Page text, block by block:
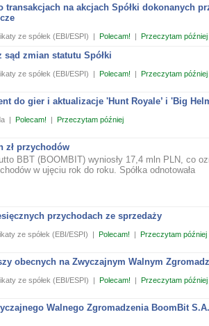
transakcjach na akcjach Spółki dokonanych
ze spółek (EBI/ESPI) | Polecam! | Przeczytam później
sąd zmian statutu Spółki
ze spółek (EBI/ESPI) | Polecam! | Przeczytam później
do gier i aktualizacje 'Hunt Royale’ i 'Big
| Polecam! | Przeczytam później
zł przychodów
BBT (BOOMBIT) wyniosły 17,4 mln PLN, co
w ujęciu rok do roku. Spółka odnotowała
przychodach ze sprzedaży
ze spółek (EBI/ESPI) | Polecam! | Przeczytam później
obecnych na Zwyczajnym Walnym
ze spółek (EBI/ESPI) | Polecam! | Przeczytam później
Walnego Zgromadzenia BoomBit